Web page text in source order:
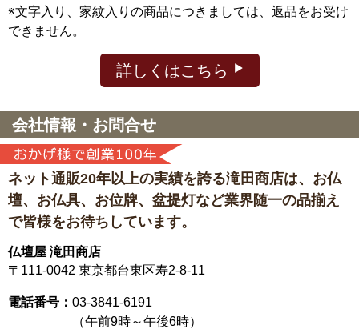
※文字入り、家紋入りの商品につきましては、返品をお受け
できません。
詳しくはこちら
会社情報・お問合せ
ネット通販20年以上の実績を誇る滝田商店は、 お仏
壇、お仏具、お位牌、盆提灯など業界随一の品揃え
で皆様をお待ちしています。
仏壇屋 滝田商店
〒111-0042 東京都台東区寿2-8-11
電話番号： 03-3841-6191
（午前9時～午後6時）